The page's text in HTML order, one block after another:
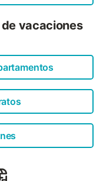
vacaciones